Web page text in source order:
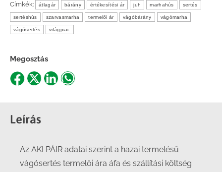
Címkék: átlagár bárány értékesítési ár juh marhahús sertés
sertéshús szarvasmarha termelői ár vágóbárány vágómarha
vágósertés világpiac
Megosztás
Share
Facebook
Share
X
ShareShare
Leírás
Az AKI PÁIR adatai szerint a hazai termelésű
vágósertés termelői ára áfa és szállítási költség